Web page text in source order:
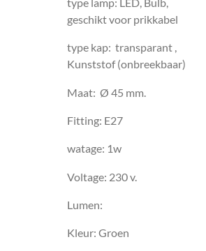
geschikt voor prikkabel
type kap: transparant ,
Kunststof (onbreekbaar)
Maat: Ø 45 mm.
Fitting: E27
watage: 1w
Voltage: 230 v.
Lumen:
Kleur: Groen